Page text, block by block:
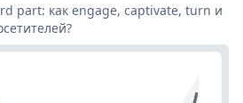
part: как engage, captivate, turn и